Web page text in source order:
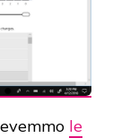
le